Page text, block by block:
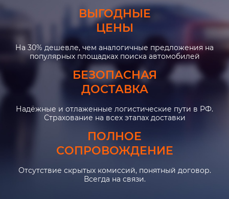
ВЫГОДНЫЕ
ЦЕНЫ
На 30% дешевле, чем аналогичные предложения на
популярных площадках поиска автомобилей
БЕЗОПАСНАЯ
ДОСТАВКА
Надёжные и отлаженные логистические пути в РФ.
Страхование на всех этапах доставки
ПОЛНОЕ
СОПРОВОЖДЕНИЕ
Отсутствие скрытых комиссий, понятный договор.
Всегда на связи.